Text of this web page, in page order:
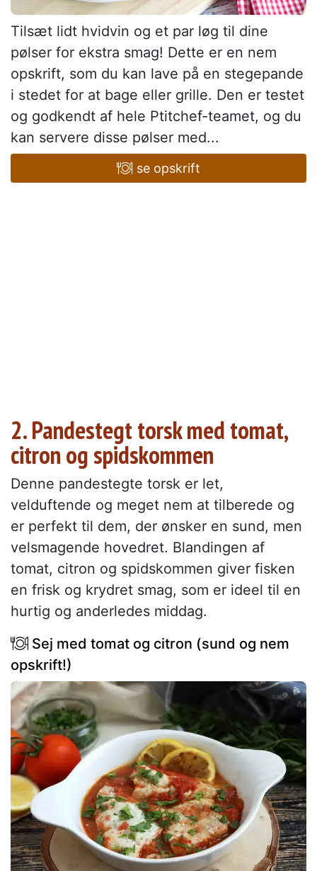
Tilsæt lidt hvidvin og et par løg til dine
pølser for ekstra smag! Dette er en nem
opskrift, som du kan lave på en stegepande
i stedet for at bage eller grille. Den er testet
og godkendt af hele Ptitchef-teamet, og du
kan servere disse pølser med...
se opskrift
2. Pandestegt torsk med tomat,
citron og spidskommen
Denne pandestegte torsk er let,
velduftende og meget nem at tilberede og
er perfekt til dem, der ønsker en sund, men
velsmagende hovedret. Blandingen af
tomat, citron og spidskommen giver fisken
en frisk og krydret smag, som er ideel til en
hurtig og anderledes middag.
Sej med tomat og citron (sund og nem
opskrift!)